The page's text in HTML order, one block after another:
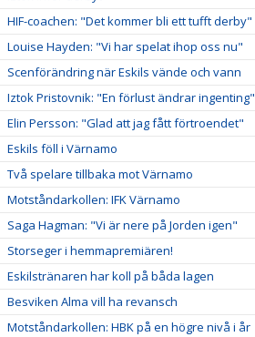
HIF-coachen: "Det kommer bli ett tufft derby"
Louise Hayden: "Vi har spelat ihop oss nu"
Scenförändring när Eskils vände och vann
Iztok Pristovnik: "En förlust ändrar ingenting"
Elin Persson: "Glad att jag fått förtroendet"
Eskils föll i Värnamo
Två spelare tillbaka mot Värnamo
Motståndarkollen: IFK Värnamo
Saga Hagman: "Vi är nere på Jorden igen"
Storseger i hemmapremiären!
Eskilstränaren har koll på båda lagen
Besviken Alma vill ha revansch
Motståndarkollen: HBK på en högre nivå i år